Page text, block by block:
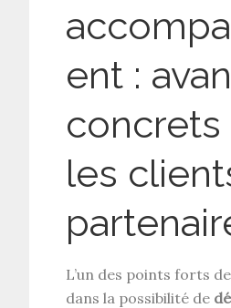
ent :
les
L’un des points forts
dans la possibilité de